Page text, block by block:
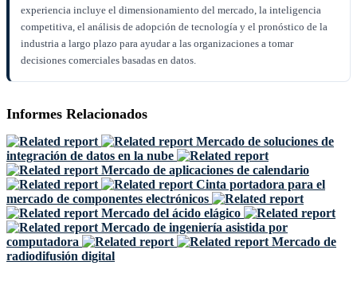
experiencia incluye el dimensionamiento del mercado, la inteligencia
competitiva, el análisis de adopción de tecnología y el pronóstico de la
industria a largo plazo para ayudar a las organizaciones a tomar
decisiones comerciales basadas en datos.
Informes Relacionados
Mercado de soluciones de
integración de datos en la nube
Mercado de aplicaciones de calendario
Cinta portadora para el
mercado de componentes electrónicos
Mercado del ácido elágico
Mercado de ingeniería asistida por
computadora
Mercado de
radiodifusión digital